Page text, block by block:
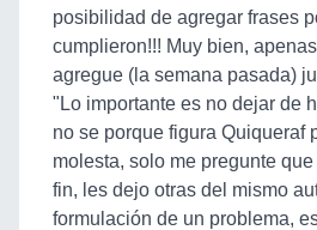
posibilidad de agregar frases
cumplieron!!! Muy bien,
agregue (la semana pasada)
"Lo importante es no dejar de
no se porque figura Quiqueraf
molesta, solo me pregunte
fin, les dejo otras del mismo
formulación de un problema,